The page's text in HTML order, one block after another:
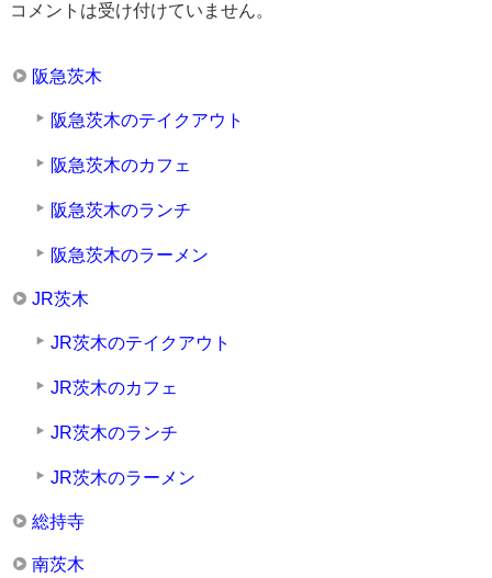
コメントは受け付けていません。
阪急茨木
阪急茨木のテイクアウト
阪急茨木のカフェ
阪急茨木のランチ
阪急茨木のラーメン
JR茨木
JR茨木のテイクアウト
JR茨木のカフェ
JR茨木のランチ
JR茨木のラーメン
総持寺
南茨木